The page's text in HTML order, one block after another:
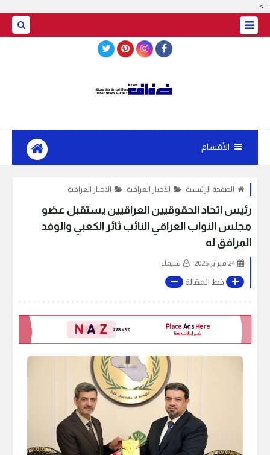
-->
الأقسام
الصفحة الرئيسية الأخبار العراقية الاخبار العراقية
رئيس اتحاد الحقوقيين العراقيين يستقبل عضو
مجلس النواب العراقي النائب ثائر الكعبي والوفد
المرافق له
24 فبراير 2026 شيماء
خط المقالة